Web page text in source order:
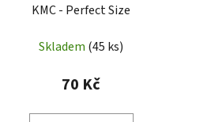
KMC - Perfect Size
Skladem (45 ks)
70 Kč